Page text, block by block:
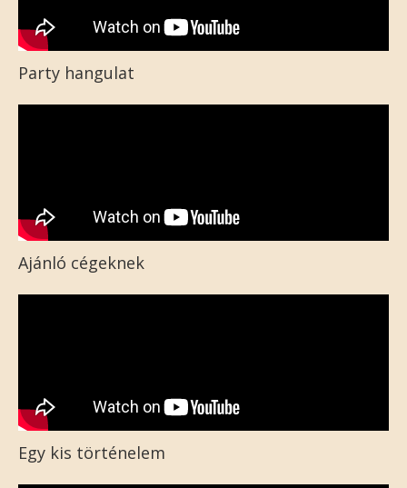
Party hangulat
Ajánló cégeknek
Egy kis történelem